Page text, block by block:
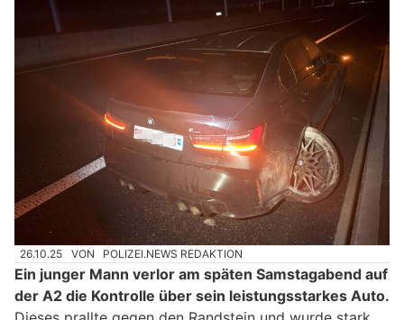
26.10.25 VON POLIZEI.NEWS REDAKTION
Ein junger Mann verlor am späten Samstagabend auf
der A2 die Kontrolle über sein leistungsstarkes Auto.